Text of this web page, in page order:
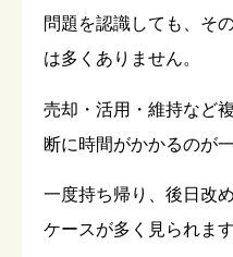
問題を認識しても、そ
は多くありません。
売却・活用・維持など
断に時間がかかるのが
一度持ち帰り、後日改
ケースが多く見られます